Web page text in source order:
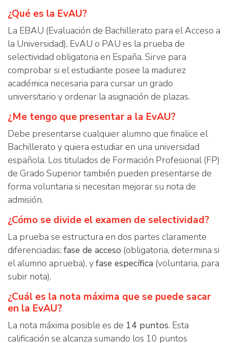
¿Qué es la EvAU?
La EBAU (Evaluación de Bachillerato para el Acceso a
la Universidad), EvAU o PAU es la prueba de
selectividad obligatoria en España. Sirve para
comprobar si el estudiante posee la madurez
académica necesaria para cursar un grado
universitario y ordenar la asignación de plazas.
¿Me tengo que presentar a la EvAU?
Debe presentarse cualquier alumno que finalice el
Bachillerato y quiera estudiar en una universidad
española. Los titulados de Formación Profesional (FP)
de Grado Superior también pueden presentarse de
forma voluntaria si necesitan mejorar su nota de
admisión.
¿Cómo se divide el examen de selectividad?
La prueba se estructura en dos partes claramente
diferenciadas: fase de acceso (obligatoria, determina si
el alumno aprueba), yfase específica (voluntaria, para
subir nota).
¿Cuál es la nota máxima que se puede sacar
en la EvAU?
La nota máxima posible es de 14 puntos. Esta
calificación se alcanza sumando los 10 puntos